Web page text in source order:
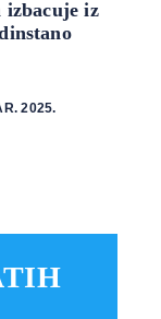
izbacuje iz
2025.